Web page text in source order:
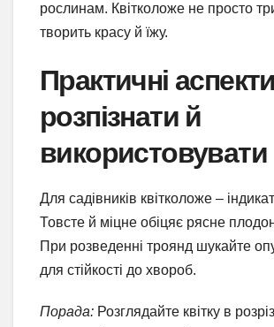
рослинам. Квітколоже не просто
творить красу й їжу.
Практичні
розпізнати й
використовувати
Для садівників квітколоже –
Товсте й міцне обіцяє рясне
При розведенні троянд шукайте
для стійкості до хвороб.
Порада: Розглядайте квітку в